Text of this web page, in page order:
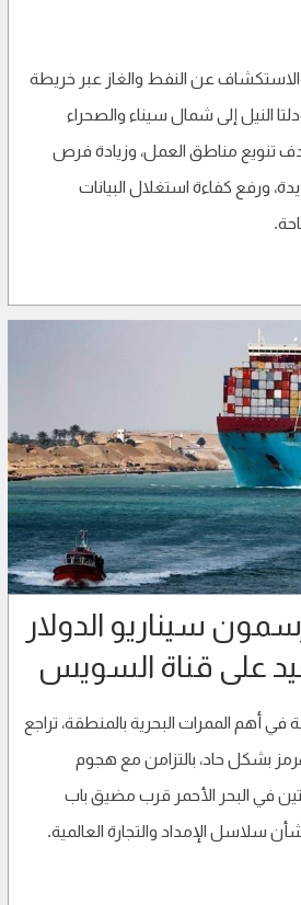
عن النفط والغاز عبر خريطة
النيل إلى شمال سيناء والصحراء
تنويع مناطق العمل، وزيادة فرص
ورفع كفاءة استغلال البيانات
سيناريو الدولار
على قناة السويس
أهم الممرات البحرية بالمنطقة، تراجع
بشكل حاد، بالتزامن مع هجوم
في البحر الأحمر قرب مضيق باب
سلاسل الإمداد والتجارة العالمية.